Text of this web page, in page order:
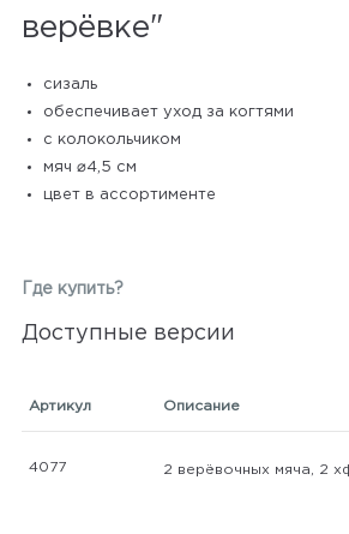
верёвке"
сизаль
обеспечивает уход за когтями
с колокольчиком
мяч ⌀4,5 см
цвет в ассортименте
Где купить?
Доступные версии
Артикул Описание
4077 2 верёвочных мяча, 2